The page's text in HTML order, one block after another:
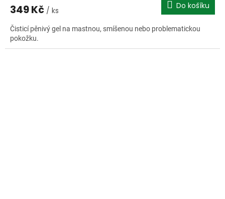
349 Kč / ks Do košíku
Čisticí pěnivý gel na mastnou, smíšenou nebo problematickou
pokožku.